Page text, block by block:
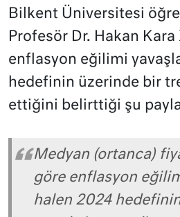
Bilkent Üniversitesi
Profesör Dr. Hakan Kara
enflasyon eğilimi
hedefinin üzerinde bir
ettiğini belirttiği şu
Medyan (ortanca)
göre enflasyon
halen 2024